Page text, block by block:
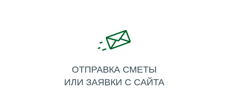
ОТПРАВКА СМЕТЫ
ИЛИ ЗАЯВКИ С САЙТА